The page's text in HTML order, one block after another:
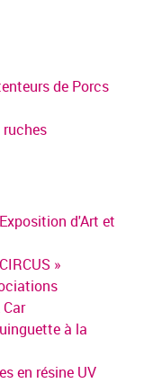
de Porcs
d'Art et
»
à la
en résine UV